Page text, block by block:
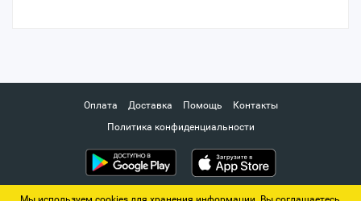
Оплата Доставка Помощь
Контакты
Политика конфиденциальности